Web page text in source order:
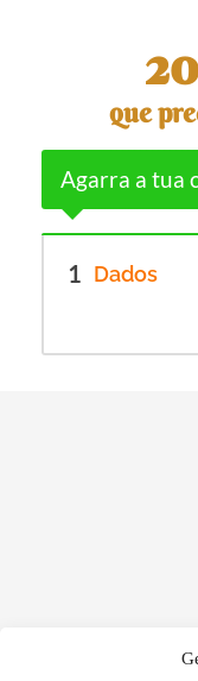
que
Agarra a tua
1 Dados